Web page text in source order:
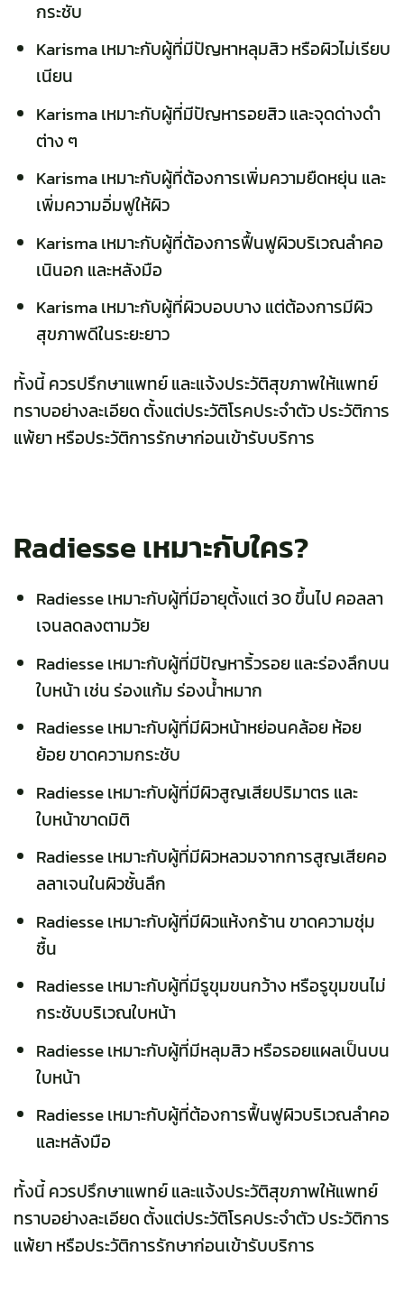
กระชับ
Karisma เหมาะกับผู้ที่มีปัญหาหลุมสิว หรือผิวไม่เรียบ
เนียน
Karisma เหมาะกับผู้ที่มีปัญหารอยสิว และจุดด่างดำ
ต่าง ๆ
Karisma เหมาะกับผู้ที่ต้องการเพิ่มความยืดหยุ่น และ
เพิ่มความอิ่มฟูให้ผิว
Karisma เหมาะกับผู้ที่ต้องการฟื้นฟูผิวบริเวณลำคอ
เนินอก และหลังมือ
Karisma เหมาะกับผู้ที่ผิวบอบบาง แต่ต้องการมีผิว
สุขภาพดีในระยะยาว
ทั้งนี้ ควรปรึกษาแพทย์ และแจ้งประวัติสุขภาพให้แพทย์
ทราบอย่างละเอียด ตั้งแต่ประวัติโรคประจำตัว ประวัติการ
แพ้ยา หรือประวัติการรักษาก่อนเข้ารับบริการ
Radiesse เหมาะกับใคร?
Radiesseเหมาะกับผู้ที่มีอายุตั้งแต่ 30 ขึ้นไป คอลลา
เจนลดลงตามวัย
Radiesse เหมาะกับผู้ที่มีปัญหาริ้วรอย และร่องลึกบน
ใบหน้า เช่น ร่องแก้ม ร่องน้ำหมาก
Radiesse เหมาะกับผู้ที่มีผิวหน้าหย่อนคล้อย ห้อย
ย้อย ขาดความกระชับ
Radiesse เหมาะกับผู้ที่มีผิวสูญเสียปริมาตร และ
ใบหน้าขาดมิติ
Radiesse เหมาะกับผู้ที่มีผิวหลวมจากการสูญเสียคอ
ลลาเจนในผิวชั้นลึก
Radiesse เหมาะกับผู้ที่มีผิวแห้งกร้าน ขาดความชุ่ม
ชื้น
Radiesse เหมาะกับผู้ที่มีรูขุมขนกว้าง หรือรูขุมขนไม่
กระชับบริเวณใบหน้า
Radiesse เหมาะกับผู้ที่มีหลุมสิว หรือรอยแผลเป็นบน
ใบหน้า
Radiesse เหมาะกับผู้ที่ต้องการฟื้นฟูผิวบริเวณลำคอ
และหลังมือ
ทั้งนี้ ควรปรึกษาแพทย์ และแจ้งประวัติสุขภาพให้แพทย์
ทราบอย่างละเอียด ตั้งแต่ประวัติโรคประจำตัว ประวัติการ
แพ้ยา หรือประวัติการรักษาก่อนเข้ารับบริการ